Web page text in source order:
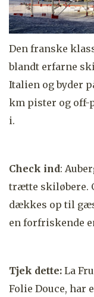
Den franske
blandt erfarne
Italien og byder
km pister og off-
i.
Check ind:
trætte skiløbere.
dækkes op til
en forfriskende
Tjek dette: La
Folie Douce, har